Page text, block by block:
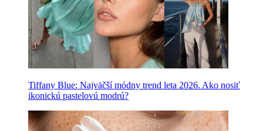
Tiffany Blue: Najväčší módny trend leta 2026. Ako nosiť
ikonickú pastelovú modrú?